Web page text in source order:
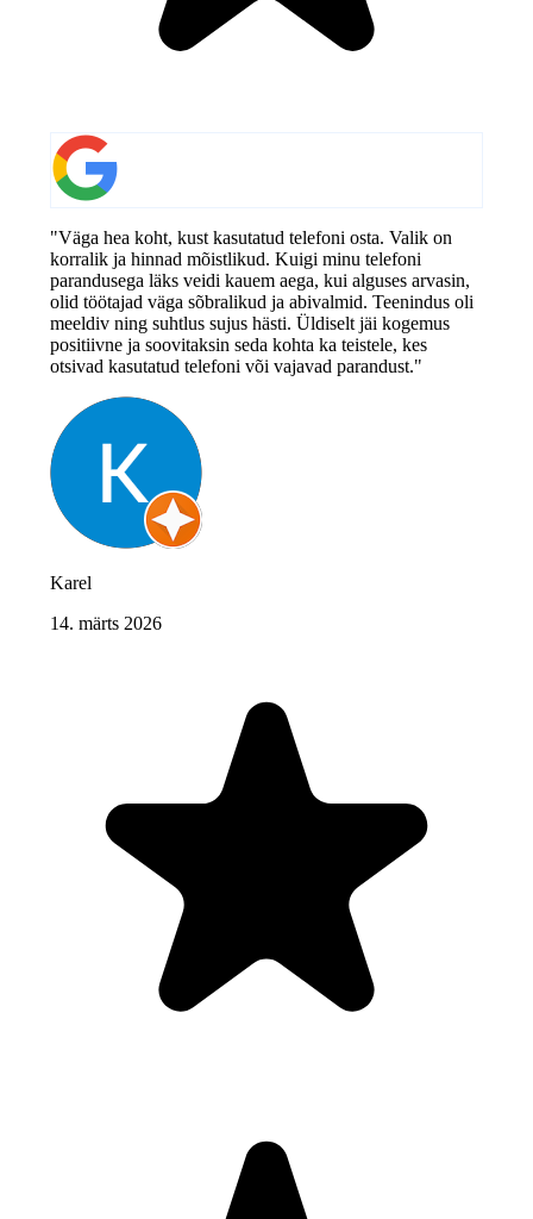
"Väga hea koht, kust kasutatud telefoni osta. Valik on
korralik ja hinnad mõistlikud. Kuigi minu telefoni
parandusega läks veidi kauem aega, kui alguses arvasin,
olid töötajad väga sõbralikud ja abivalmid. Teenindus oli
meeldiv ning suhtlus sujus hästi. Üldiselt jäi kogemus
positiivne ja soovitaksin seda kohta ka teistele, kes
otsivad kasutatud telefoni või vajavad parandust."
Karel
14. märts 2026